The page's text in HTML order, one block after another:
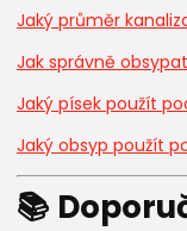
Jaký průměr
Jak správně
Jaký písek použít
Jaký obsyp použít
📚